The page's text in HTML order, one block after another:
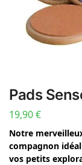
Pads
19,90€
Notre
compagnon
vos petits